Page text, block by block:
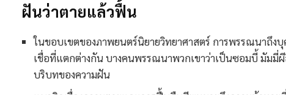
ฝันว่าตายแล้วฟื้น​
ในขอบเขตของภาพยนตร์นิยายวิทยาศาสตร์ การพรรณนาถึ
เชื่อที่แตกต่างกัน บางคนพรรณนาพวกเขาว่าเป็นซอมบี้ มัมมี่
บริบทของความฝัน